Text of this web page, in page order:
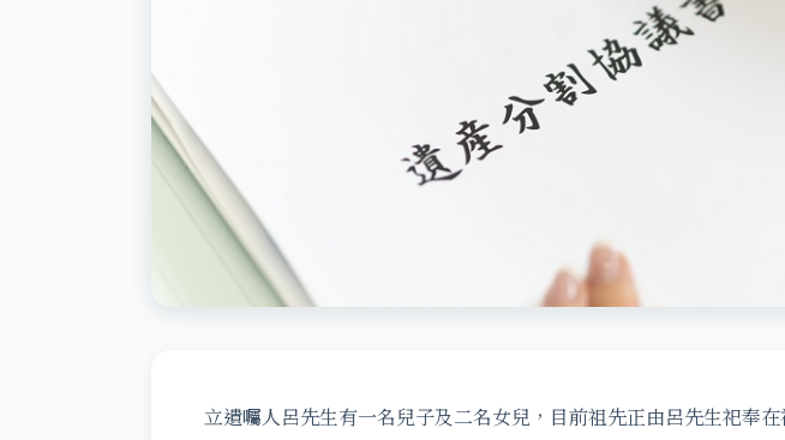
立遺囑人呂先生有一名兒子及二名女兒，目前祖先正由呂先生祀奉